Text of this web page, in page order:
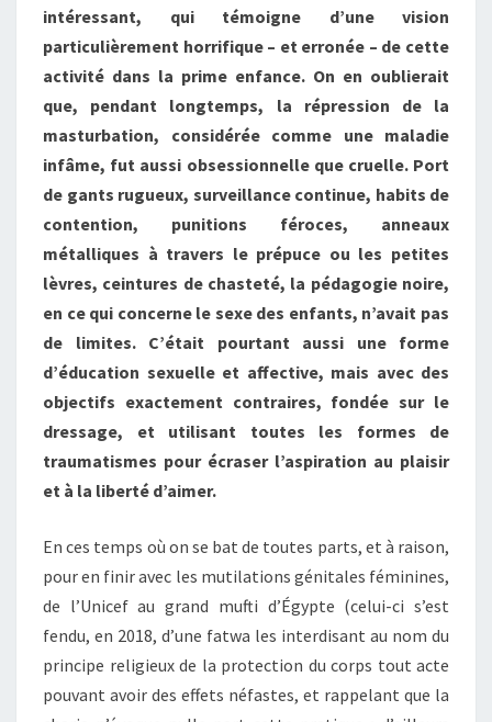
intéressant, qui témoigne d’une vision
particulièrement horrifique – et erronée – de cette
activité dans la prime enfance. On en oublierait
que, pendant longtemps, la répression de la
masturbation, considérée comme une maladie
infâme, fut aussi obsessionnelle que cruelle. Port
de gants rugueux, surveillance continue, habits de
contention, punitions féroces, anneaux
métalliques à travers le prépuce ou les petites
lèvres, ceintures de chasteté, la pédagogie noire,
en ce qui concerne le sexe des enfants, n’avait pas
de limites. C’était pourtant aussi une forme
d’éducation sexuelle et affective, mais avec des
objectifs exactement contraires, fondée sur le
dressage, et utilisant toutes les formes de
traumatismes pour écraser l’aspiration au plaisir
et à la liberté d’aimer.
En ces temps où on se bat de toutes parts, et à raison,
pour en finir avec les mutilations génitales féminines,
de l’Unicef au grand mufti d’Égypte (celui-ci s’est
fendu, en 2018, d’une fatwa les interdisant au nom du
principe religieux de la protection du corps tout acte
pouvant avoir des effets néfastes, et rappelant que la